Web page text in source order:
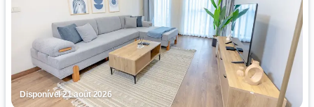
Disponível 21 août 2026